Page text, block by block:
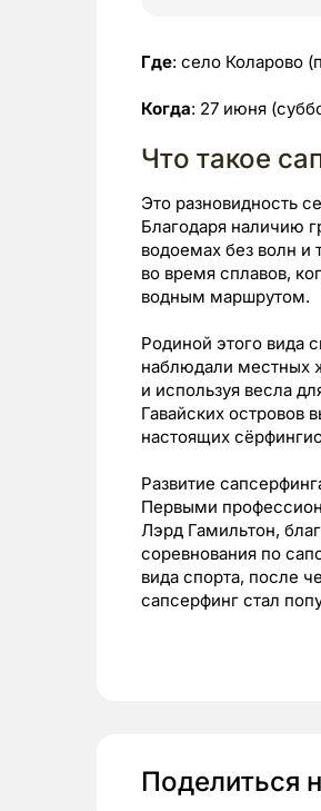
Где: село Коларово
Когда: 27 июня
Что такое
Это разновидность
Благодаря наличию
водоемах без волн и
во время сплавов,
водным маршрутом.
Родиной этого вида
наблюдали местных
и используя весла
Гавайских островов
настоящих
Развитие
Первыми
Лэрд Гамильтон,
соревнования по
вида спорта, после
сапсерфинг стал
Поделиться